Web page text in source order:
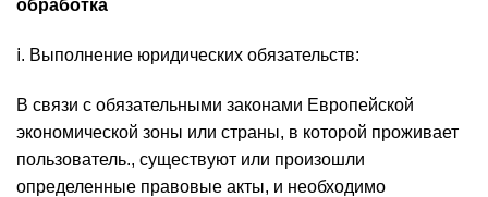
обработка
ⅰ. Выполнение юридических обязательств:
В связи с обязательными законами Европейской
экономической зоны или страны, в которой проживает
пользователь., существуют или произошли
определенные правовые акты, и необходимо